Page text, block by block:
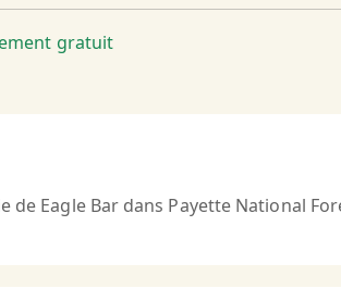
gratuit
Eagle Bar dans Payette National